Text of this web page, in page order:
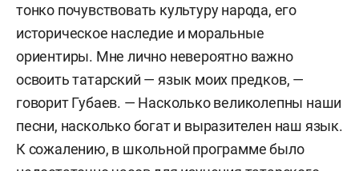
тонко почувствовать культуру народа, его
историческое наследие и моральные
ориентиры. Мне лично невероятно важно
освоить татарский — язык моих предков, —
говорит Губаев. — Насколько великолепны наши
песни, насколько богат и выразителен наш язык.
К сожалению, в школьной программе было